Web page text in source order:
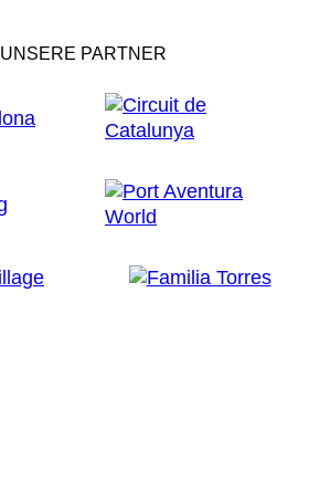
UNSERE PARTNER